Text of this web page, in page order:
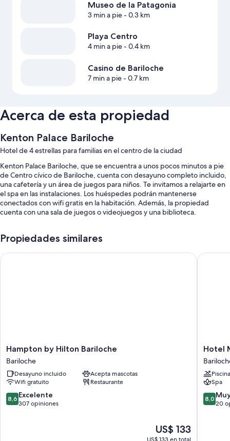
Museo de la Patagonia
3 min a pie- 0.3 km
Playa Centro
4 min a pie- 0.4 km
Casino de Bariloche
7 min a pie- 0.7 km
Acerca de esta propiedad
Kenton Palace Bariloche
Hotel de 4 estrellas para familias en el centro de la ciudad
Kenton Palace Bariloche, que se encuentra a unos pocos minutos a pie
de Centro cívico de Bariloche, cuenta con desayuno completo incluido,
una cafetería y un área de juegos para niños. Te invitamos a relajarte en
el spa en las instalaciones. Los huéspedes podrán mantenerse
conectados con wifi gratis en la habitación. Además, la propiedad
cuenta con una sala de juegos o videojuegos y una biblioteca.
Una piscina techada
Estacionamiento con cargo, un ascensor y 3 salas de reuniones
calidad y menús de almohadas. También brindan atenciones como wifi
gratis y cajas de seguridad.
También se incluyen los siguientes beneficios adicionales en todas las
habitaciones:
Ropa de cama hipoalergénica, colchones con pillow-top y
cubrecamas
Televisiones LCD de 32 pulgadas con canales de televisión por cable
Propiedades similares
Hampton
by
Hilton
Bariloche
Bariloche
Hampton by Hilton Bariloche
Bariloche
Desayuno incluido
Acepta mascotas
Wifi gratuito
Restaurante
8.6
de
8,6 Excelente
307 opiniones
El
precio
US$ 133
Hampton by Hilton Bariloche
Hotel
Monte
Claro
Hotel
Piscina
Spa
8.0
de
8,0
20
Hotel